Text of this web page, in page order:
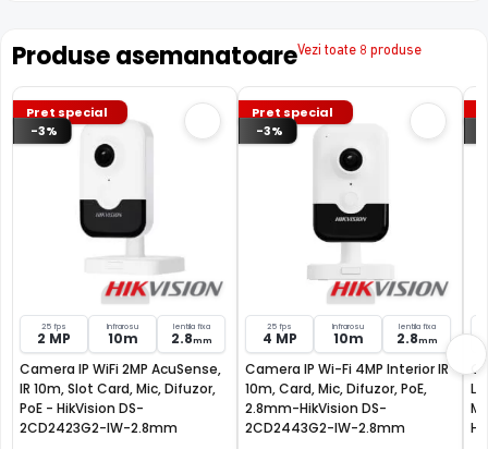
Produse asemanatoareVezi toate 8 produse
Pret special
-3%
25 fps
2 MP
Infrarosu
10m
lentila fixa
2.8mm
Camera IP WiFi 2MP AcuSense,
IR 10m, Slot Card, Mic, Difuzor,
PoE - HikVision DS-
2CD2423G2-IW-2.8mm
Pret special
-3%
25 fps
4 MP
Infrarosu
10m
lentila fixa
2.8mm
Camera IP Wi-Fi 4MP Interior IR
10m, Card, Mic, Difuzor, PoE,
2.8mm-HikVision DS-
2CD2443G2-IW-2.8mm